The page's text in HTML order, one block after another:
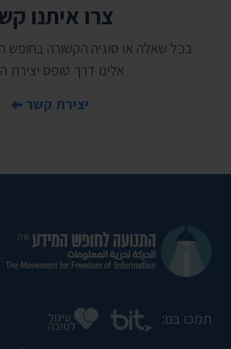
צרו איתנו
בכל שאלה או סוגיה הקשורה בחופש
אלינו דרך טופס יצירת
יצירת קשר
תמכו בנו: